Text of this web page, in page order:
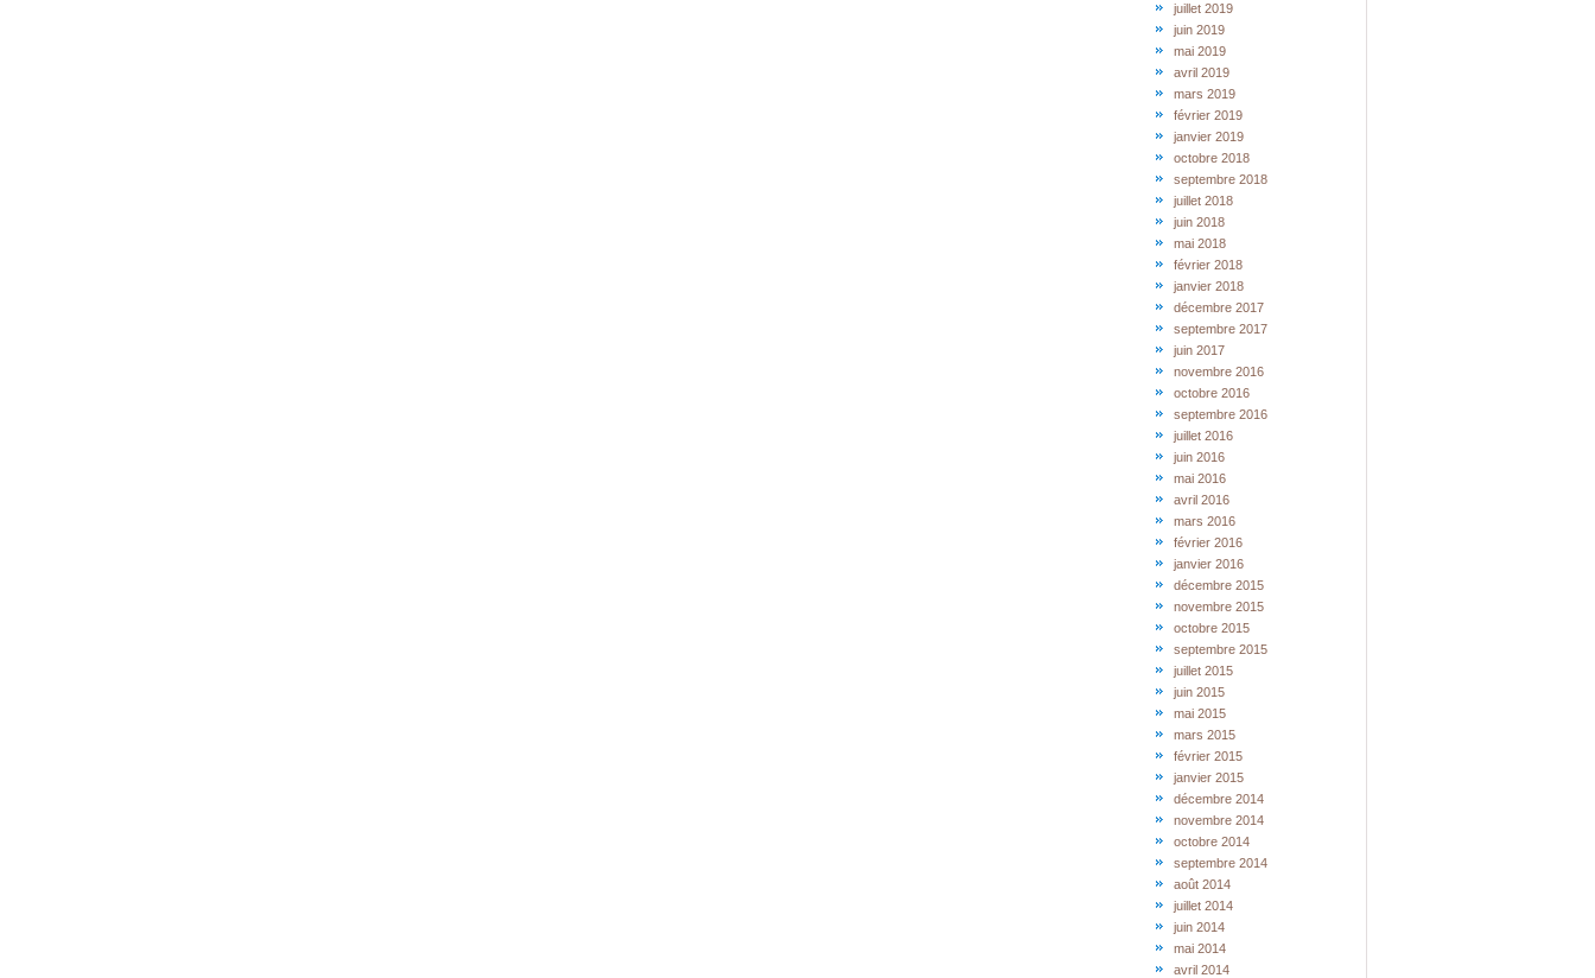
juillet 2019
juin 2019
mai 2019
avril 2019
mars 2019
février 2019
janvier 2019
octobre 2018
septembre 2018
juillet 2018
juin 2018
mai 2018
février 2018
janvier 2018
décembre 2017
septembre 2017
juin 2017
novembre 2016
octobre 2016
septembre 2016
juillet 2016
juin 2016
mai 2016
avril 2016
mars 2016
février 2016
janvier 2016
décembre 2015
novembre 2015
octobre 2015
septembre 2015
juillet 2015
juin 2015
mai 2015
mars 2015
février 2015
janvier 2015
décembre 2014
novembre 2014
octobre 2014
septembre 2014
août 2014
juillet 2014
juin 2014
mai 2014
avril 2014